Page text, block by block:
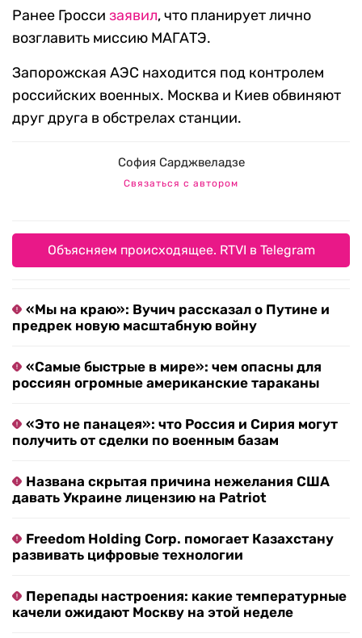
Ранее Гросси заявил, что планирует лично
возглавить миссию МАГАТЭ.
Запорожская АЭС находится под контролем
российских военных. Москва и Киев обвиняют
друг друга в обстрелах станции.
София Сарджвеладзе
Связаться с автором
Объясняем происходящее. RTVI в Telegram
«Мы на краю»: Вучич рассказал о Путине и
предрек новую масштабную войну
«Самые быстрые в мире»: чем опасны для
россиян огромные американские тараканы
«Это не панацея»: что Россия и Сирия могут
получить от сделки по военным базам
Названа скрытая причина нежелания США
давать Украине лицензию на Patriot
Freedom Holding Corp. помогает Казахстану
развивать цифровые технологии
Перепады настроения: какие температурные
качели ожидают Москву на этой неделе